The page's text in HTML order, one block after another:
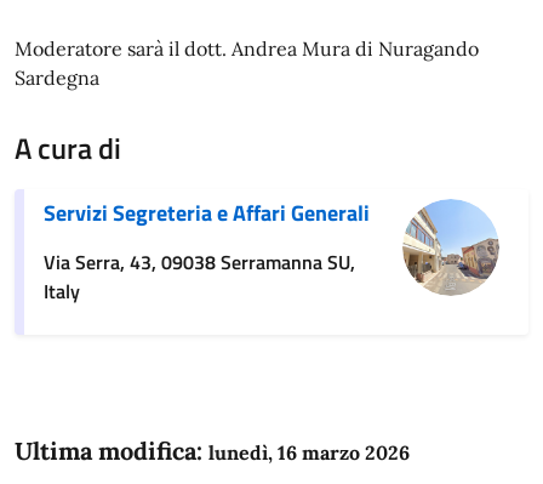
Moderatore sarà il dott. Andrea Mura di Nuragando
Sardegna
A cura di
Servizi Segreteria e Affari Generali
Via Serra, 43, 09038 Serramanna SU,
Italy
Ultima modifica: lunedì, 16 marzo 2026